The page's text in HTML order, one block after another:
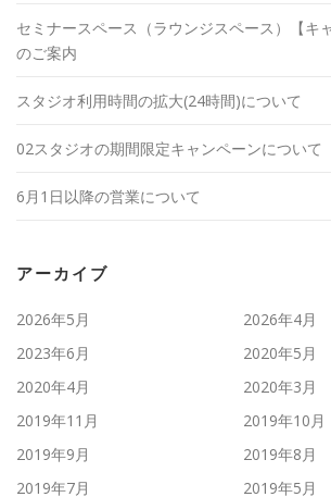
セミナースペース（ラウンジスペース）【キ
のご案内
スタジオ利用時間の拡大(24時間)について
02スタジオの期間限定キャンペーンについて
6月1日以降の営業について
アーカイブ
2026年5月
2026年4月
2023年6月
2020年5月
2020年4月
2020年3月
2019年11月
2019年10月
2019年9月
2019年8月
2019年7月
2019年5月